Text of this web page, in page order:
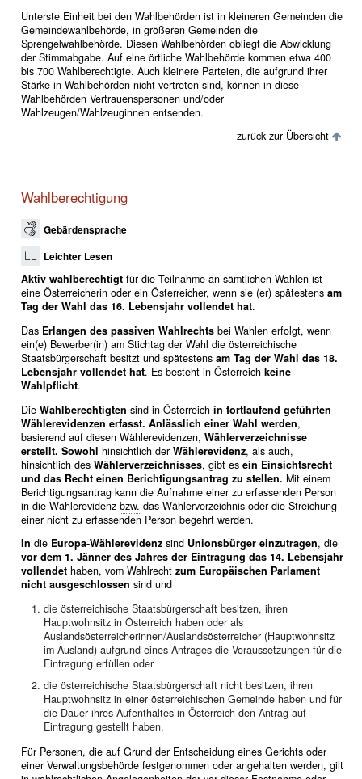
Unterste Einheit bei den Wahlbehörden ist in kleineren Gemeinden die
Gemeindewahlbehörde, in größeren Gemeinden die
Sprengelwahlbehörde. Diesen Wahlbehörden obliegt die Abwicklung
der Stimmabgabe. Auf eine örtliche Wahlbehörde kommen etwa 400
bis 700 Wahlberechtigte. Auch kleinere Parteien, die aufgrund ihrer
Stärke in Wahlbehörden nicht vertreten sind, können in diese
Wahlbehörden Vertrauenspersonen und/oder
Wahlzeugen/Wahlzeuginnen entsenden.
zurück zur Übersicht
Wahlberechtigung
Gebärdensprache
Leichter Lesen
Aktiv wahlberechtigtfür die Teilnahme an sämtlichen Wahlen ist
eine Österreicherin oder ein Österreicher, wenn sie (er) spätestens am
Tag der Wahl das 16. Lebensjahr vollendet hat.
Das Erlangen des passiven Wahlrechtsbei Wahlen erfolgt, wenn
ein(e) Bewerber(in) am Stichtag der Wahl die österreichische
Staatsbürgerschaft besitzt und spätestens am Tag der Wahl das 18.
Lebensjahr vollendet hat. Es besteht in Österreich keine
Wahlpflicht.
Die Wahlberechtigten sind in Österreich in fortlaufend geführten
Wählerevidenzen erfasst. Anlässlich einer Wahl werden,
basierend auf diesen Wählerevidenzen, Wählerverzeichnisse
erstellt. Sowohl hinsichtlich der Wählerevidenz, als auch,
hinsichtlich des Wählerverzeichnisses, gibt esein Einsichtsrecht
und das Recht einen Berichtigungsantrag zu stellen. Mit einem
Berichtigungsantrag kann die Aufnahme einer zu erfassenden Person
in die Wählerevidenz bzw. das Wählerverzeichnis oder die Streichung
einer nicht zu erfassenden Person begehrt werden.
In die Europa-Wählerevidenzsind Unionsbürger einzutragen, die
vor dem 1. Jänner des Jahres der Eintragung das 14. Lebensjahr
vollendethaben, vom Wahlrecht zum Europäischen Parlament
nicht ausgeschlossen sind und
die österreichische Staatsbürgerschaft besitzen, ihren
Hauptwohnsitz in Österreich haben oder als
Auslandsösterreicherinnen/Auslandsösterreicher (Hauptwohnsitz
im Ausland) aufgrund eines Antrages die Voraussetzungen für die
Eintragung erfüllen oder
die österreichische Staatsbürgerschaft nicht besitzen, ihren
Hauptwohnsitz in einer österreichischen Gemeinde haben und für
die Dauer ihres Aufenthaltes in Österreich den Antrag auf
Eintragung gestellt haben.
Für Personen, die auf Grund der Entscheidung eines Gerichts oder
einer Verwaltungsbehörde festgenommen oder angehalten werden, gilt